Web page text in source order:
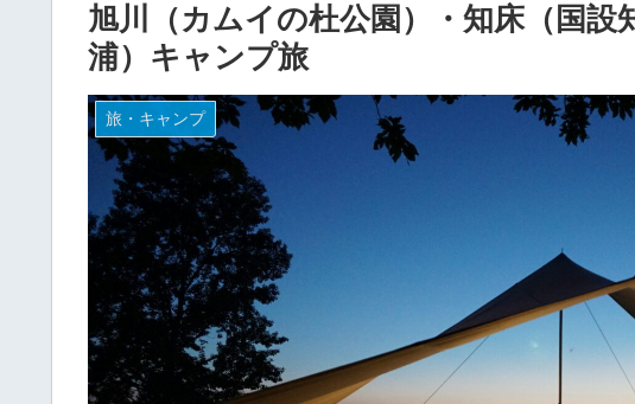
旭川（カムイの杜公園）・知床（国設
浦）キャンプ旅
旅・キャンプ